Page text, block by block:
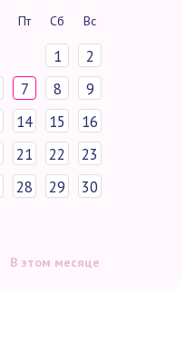
Пт Сб Вс
1
2
7 8
9
14 15
16
21 22
23
28 29
30
В этом месяце